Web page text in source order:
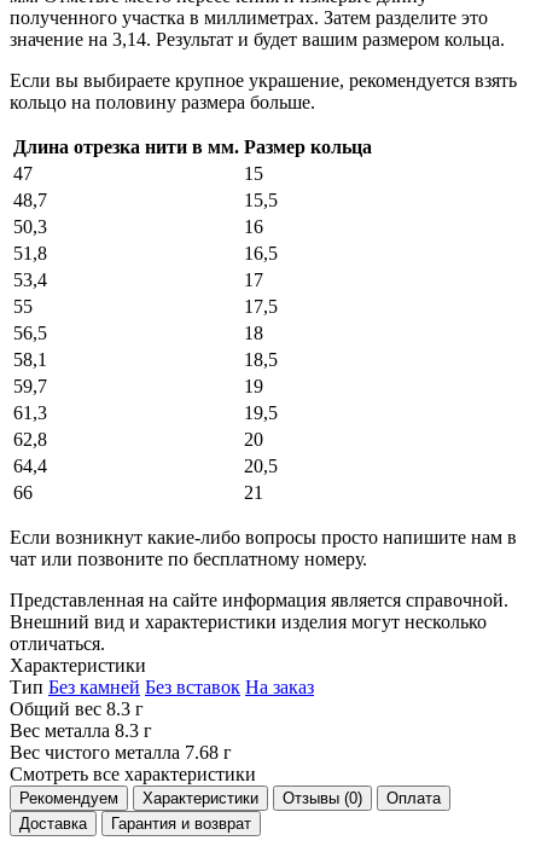
полученного участка в миллиметрах. Затем разделите это
значение на 3,14. Результат и будет вашим размером кольца.
Если вы выбираете крупное украшение, рекомендуется взять
кольцо на половину размера больше.
Длина отрезка нити в мм. Размер кольца
47
15
48,7
15,5
50,3
16
51,8
16,5
53,4
17
55
17,5
56,5
18
58,1
18,5
59,7
19
61,3
19,5
62,8
20
64,4
20,5
66
21
Если возникнут какие-либо вопросы просто напишите нам в
чат или позвоните по бесплатному номеру.
Представленная на сайте информация является справочной.
Внешний вид и характеристики изделия могут несколько
отличаться.
Характеристики
Тип Без камней Без вставок На заказ
Общий вес 8.3 г
Вес металла 8.3 г
Вес чистого металла 7.68 г
Смотреть все характеристики
Рекомендуем Характеристики Отзывы (0)
Оплата
Доставка
Гарантия и возврат